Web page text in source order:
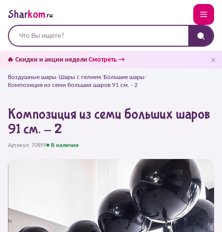
Sharkom.ru
🔥 Скидки и акции недели Смотреть → ✕
Воздушные шары/Шары с гелием/Большие шары/
Композиция из семи больших шаров 91 см. - 2
Композиция из семи больших шаров
91 см. - 2
Артикул: 70899● В наличии